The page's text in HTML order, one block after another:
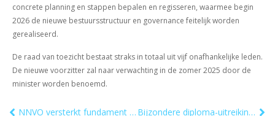
concrete planning en stappen bepalen en regisseren, waarmee begin
2026 de nieuwe bestuursstructuur en governance feitelijk worden
gerealiseerd.
De raad van toezicht bestaat straks in totaal uit vijf onafhankelijke leden.
De nieuwe voorzitter zal naar verwachting in de zomer 2025 door de
minister worden benoemd.
NNVO versterkt fundament en is klaar voor nieuwe uitdagingen Bijzondere diploma-uitreiking voor Vlaamse cursisten